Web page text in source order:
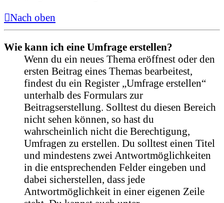
Nach oben
Wie kann ich eine Umfrage erstellen?
Wenn du ein neues Thema eröffnest oder den
ersten Beitrag eines Themas bearbeitest,
findest du ein Register „Umfrage erstellen“
unterhalb des Formulars zur
Beitragserstellung. Solltest du diesen Bereich
nicht sehen können, so hast du
wahrscheinlich nicht die Berechtigung,
Umfragen zu erstellen. Du solltest einen Titel
und mindestens zwei Antwortmöglichkeiten
in die entsprechenden Felder eingeben und
dabei sicherstellen, dass jede
Antwortmöglichkeit in einer eigenen Zeile